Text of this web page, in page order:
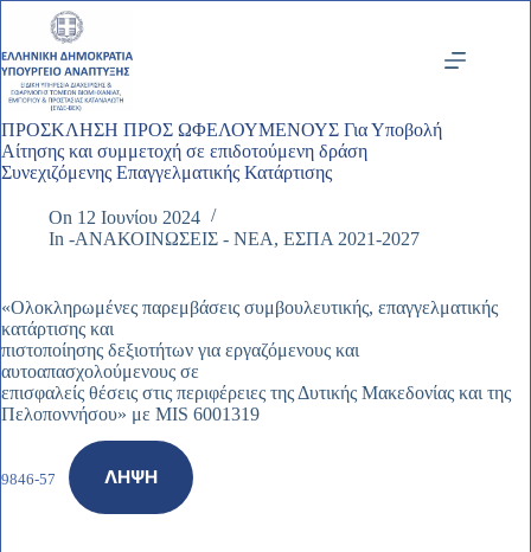
Μετάβαση
περιεχόμενο
ΠΡΟΣΚΛΗΣΗ ΠΡΟΣ ΩΦΕΛΟΥΜΕΝΟΥΣ Για Υποβολή
Αίτησης και συμμετοχή σε επιδοτούμενη δράση
Συνεχιζόμενης Επαγγελματικής Κατάρτισης
On 12 Ιουνίου 2024
In -ΑΝΑΚΟΙΝΩΣΕΙΣ - ΝΕΑ,ΕΣΠΑ 2021-2027
«Ολοκληρωμένες παρεμβάσεις συμβουλευτικής, επαγγελματικής
κατάρτισης και
πιστοποίησης δεξιοτήτων για εργαζόμενους και
αυτοαπασχολούμενους σε
επισφαλείς θέσεις στις περιφέρειες της Δυτικής Μακεδονίας και της
Πελοποννήσου» με MIS 6001319
9846-57 ΛΉΨΗ